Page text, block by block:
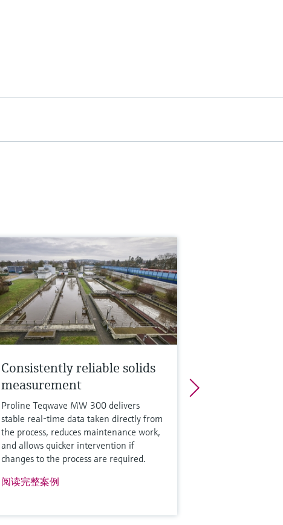
测量范围
最大100 bar（取决于流通式安装支架
OUA260）
更多信息
比较
Consistently reliable solids
measurement
Proline Teqwave MW 300 delivers
stable real-time data taken directly from
the process, reduces maintenance work,
and allows quicker intervention if
changes to the process are required.
阅读完整案例